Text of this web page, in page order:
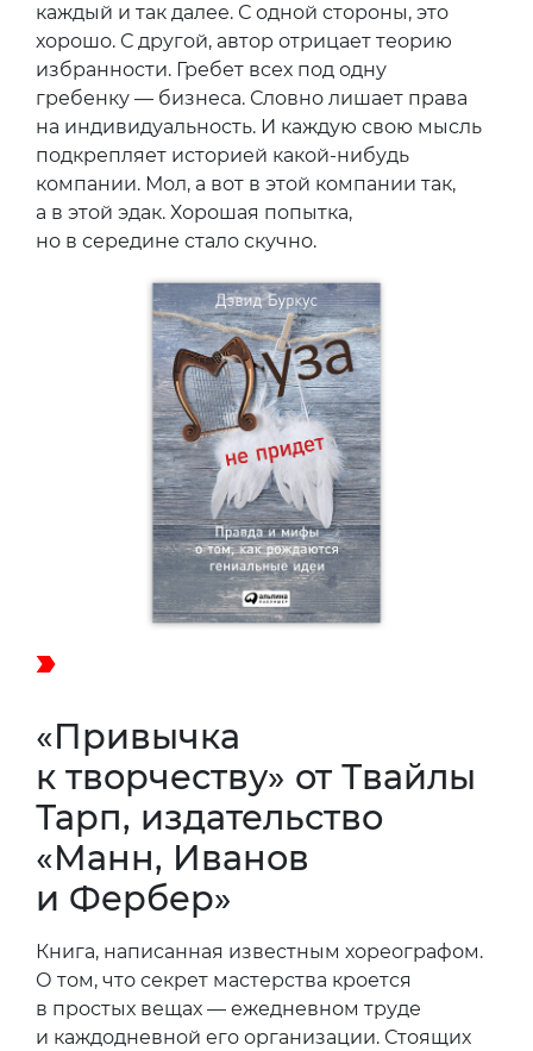
каждый и так далее. С одной стороны, это
хорошо. С другой, автор отрицает теорию
избранности. Гребет всех под одну
гребенку — бизнеса. Словно лишает права
на индивидуальность. И каждую свою мысль
подкрепляет историей какой-нибудь
компании. Мол, а вот в этой компании так,
а в этой эдак. Хорошая попытка,
но в середине стало скучно.
«Привычка
к творчеству» от Твайлы
Тарп, издательство
«Манн, Иванов
и Фербер»
Книга, написанная известным хореографом.
О том, что секрет мастерства кроется
в простых вещах — ежедневном труде
и каждодневной его организации. Стоящих